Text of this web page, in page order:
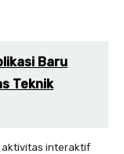
Baru
Teknik
aktivitas interaktif